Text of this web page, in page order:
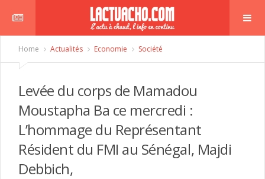
Home Actualités Economie Société
Levée du corps de Mamadou
Moustapha Ba ce mercredi :
L’hommage du Représentant
Résident du FMI au Sénégal, Majdi
Debbich,